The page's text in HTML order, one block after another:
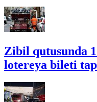
Zibil qutusunda
lotereya bileti